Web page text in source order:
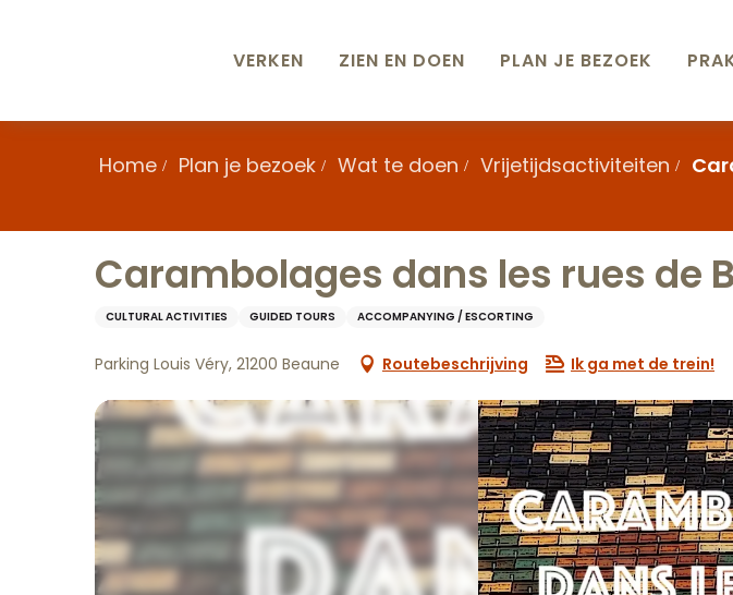
VERKEN ZIEN EN DOEN PLAN JE BEZOEK
Home Plan je bezoek Wat te doen Vrijetijdsactiviteiten
Carambolages dans les rues de
CULTURAL ACTIVITIES GUIDED TOURS ACCOMPANYING / ESCORTING
Parking Louis Véry, 21200 Beaune Routebeschrijving Ik ga met de trein!